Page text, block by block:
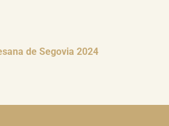
de Segovia 2024